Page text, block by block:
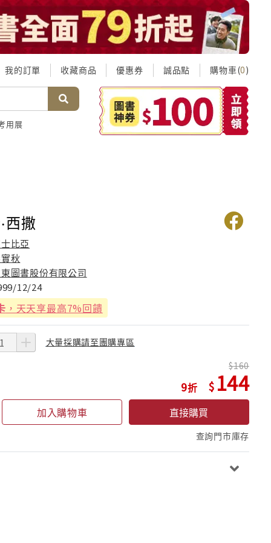
我的訂單 收藏商品 優惠券 誠品點 購物車(0)
用展
西撒
比亞
秋
圖書股份有限公司
12/24
，天天享最高7%回饋
大量採購請至團購專區
9
160
144
加入購物車 直接購買
查詢門市庫存